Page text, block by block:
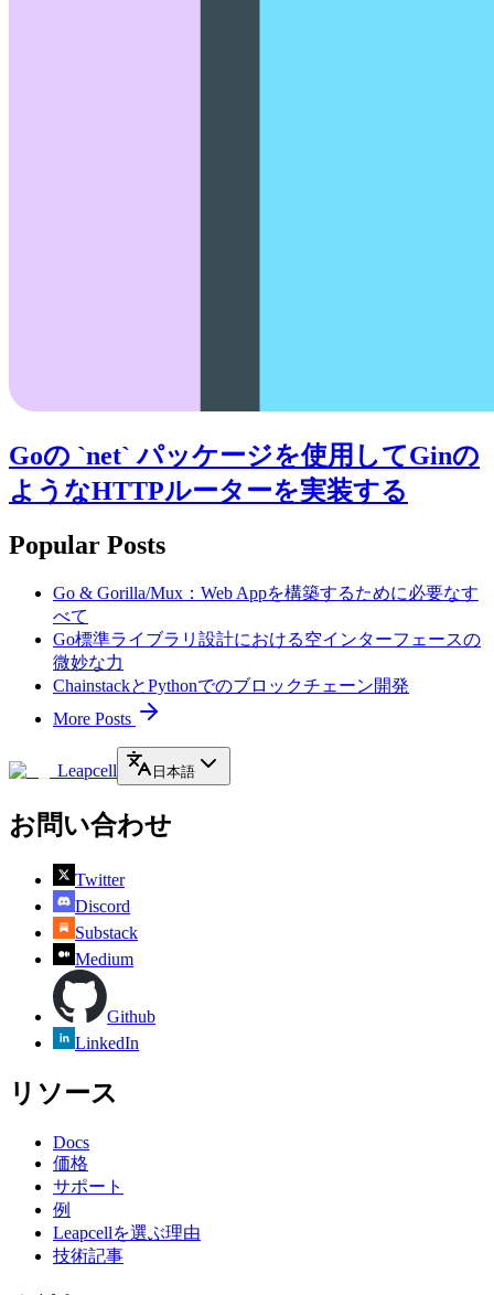
Goの `net` パッケージを使用してGinの
ようなHTTPルーターを実装する
Popular Posts
Go & Gorilla/Mux：Web Appを構築するために必要なす
べて
Go標準ライブラリ設計における空インターフェースの
微妙な力
ChainstackとPythonでのブロックチェーン開発
More Posts
Leapcell 日本語
お問い合わせ
Twitter
Discord
Substack
Medium
Github
LinkedIn
リソース
Docs
価格
サポート
例
Leapcellを選ぶ理由
技術記事